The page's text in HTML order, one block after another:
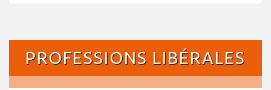
PROFESSIONS LIBÉRALES